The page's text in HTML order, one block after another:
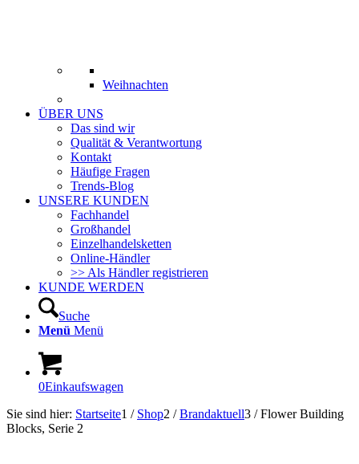
Weihnachten
ÜBER UNS
Das sind wir
Qualität & Verantwortung
Kontakt
Häufige Fragen
Trends-Blog
UNSERE KUNDEN
Fachhandel
Großhandel
Einzelhandelsketten
Online-Händler
>> Als Händler registrieren
KUNDE WERDEN
Suche
Menü Menü
0Einkaufswagen
Sie sind hier: Startseite1 / Shop2 / Brandaktuell3 / Flower Building
Blocks, Serie 2